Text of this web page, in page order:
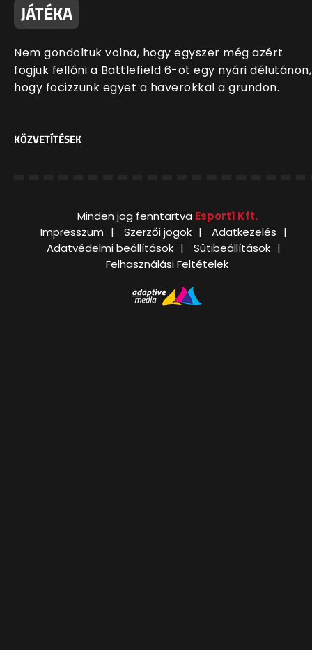
JÁTÉKA
Nem gondoltuk volna, hogy egyszer még azért
fogjuk fellőni a Battlefield 6-ot egy nyári délutánon,
hogy focizzunk egyet a haverokkal a grundon.
KÖZVETÍTÉSEK
Minden jog fenntartva Esport1 Kft.
Impresszum
Szerzői jogok
Adatkezelés
Adatvédelmi beállítások
Sütibeállítások
Felhasználási Feltételek